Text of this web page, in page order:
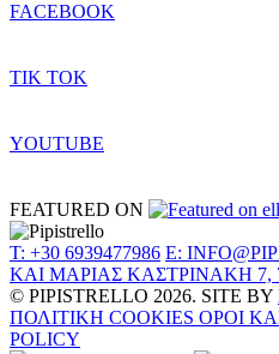
FACEBOOK
TIK TOK
YOUTUBE
FEATURED ON
T: +30 6939477986 E:
ΚΑΙ ΜΑΡΙΑΣ ΚΑΣΤΡΙΝΑΚΗ 7,
© PIPISTRELLO 2026. SITE BY
ΠΟΛΙΤΙΚΗ COOKIES ΟΡΟΙ
POLICY